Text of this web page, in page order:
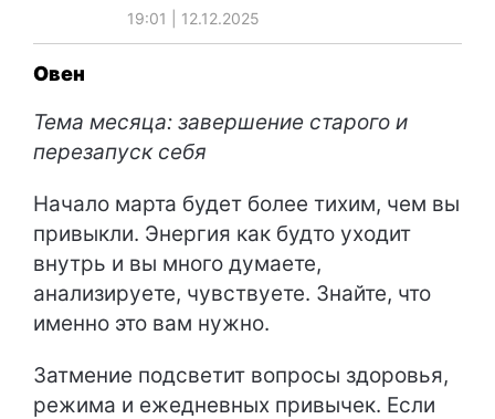
19:01 | 12.12.2025
Овен
Тема месяца: завершение старого и
перезапуск себя
Начало марта будет более тихим, чем вы
привыкли. Энергия как будто уходит
внутрь и вы много думаете,
анализируете, чувствуете. Знайте, что
именно это вам нужно.
Затмение подсветит вопросы здоровья,
режима и ежедневных привычек. Если